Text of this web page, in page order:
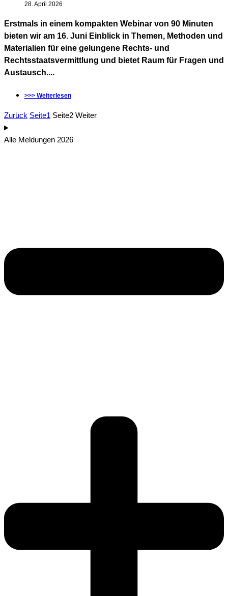
28. April 2026
Erstmals in einem kompakten Webinar von 90 Minuten
bieten wir am 16. Juni Einblick in Themen, Methoden und
Materialien für eine gelungene Rechts- und
Rechtsstaatsvermittlung und bietet Raum für Fragen und
Austausch....
>>> Weiterlesen
Zurück Seite1 Seite2 Weiter
Alle Meldungen 2026